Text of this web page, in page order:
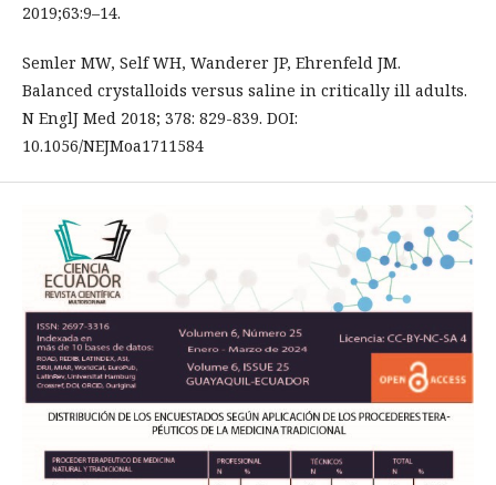
2019;63:9–14.
Semler MW, Self WH, Wanderer JP, Ehrenfeld JM.
Balanced crystalloids versus saline in critically ill adults.
N EnglJ Med 2018; 378: 829-839. DOI:
10.1056/NEJMoa1711584